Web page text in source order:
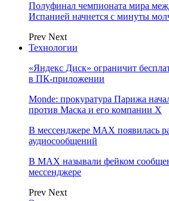
Полуфинал чемпионата мира
Испанией начнется с минуты
Prev Next
Технологии
«Яндекс Диск» ограничит
в ПК-приложении
Monde: прокуратура Парижа
против Маска и его компании X
В мессенджере MAX появилась
аудиосообщений
В МAX называли фейком
мессенджере
Prev Next